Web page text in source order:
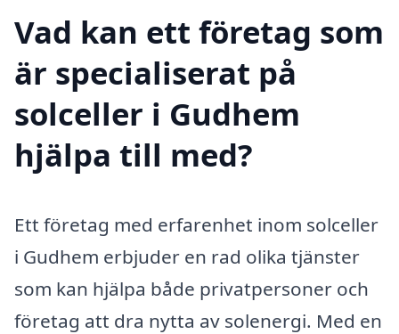
Vad kan ett företag som
är specialiserat på
solceller i Gudhem
hjälpa till med?
Ett företag med erfarenhet inom solceller
i Gudhem erbjuder en rad olika tjänster
som kan hjälpa både privatpersoner och
företag att dra nytta av solenergi. Med en